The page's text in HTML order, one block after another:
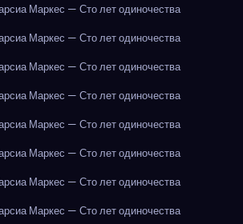
Маркес — Сто лет одиночества
Маркес — Сто лет одиночества
Маркес — Сто лет одиночества
Маркес — Сто лет одиночества
Маркес — Сто лет одиночества
Маркес — Сто лет одиночества
Маркес — Сто лет одиночества
Маркес — Сто лет одиночества